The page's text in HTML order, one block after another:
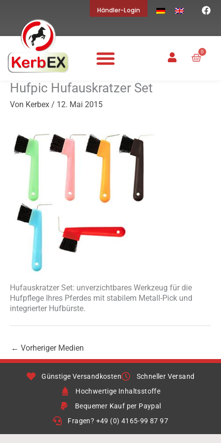
springen
Händler-Login
F
a
b
o
o
0
Hufpic Hufauskratzer Set
Von Kerbex / 12. Mai 2015
Hufauskratzer Set: unverzichtbares Werkzeug für die
Hufpflege Ihres Pferdes mit stabilem Metall-Pick und
integrierter Hufbürste.
← Vorheriger Medien
Günstige Versandkosten
Schneller Versand
Hochwertige Inhaltsstoffe
Bequemer Kauf per Paypal
Fragen? +49 (0) 4165-99 87 97